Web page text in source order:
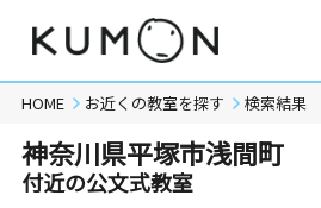
HOME お近くの教室を探す 検索結果
神奈川県平塚市浅間町
付近の公文式教室